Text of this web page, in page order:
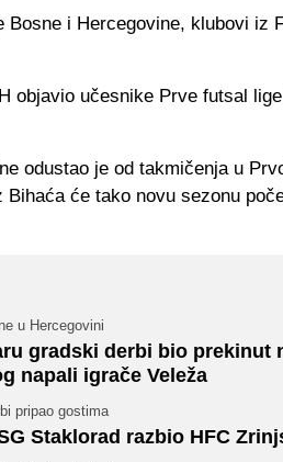
Bosne i Hercegovine, klubovi iz
objavio učesnike Prve futsal
odustao je od takmičenja u
Bihaća će tako novu sezonu
u Hercegovini
gradski derbi bio prekinut
napali igrače Veleža
pripao gostima
Staklorad razbio HFC